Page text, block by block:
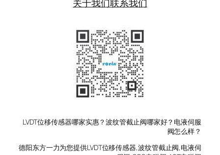
关于我们联系我们
LVDT位移传感器哪家实惠？波纹管截止阀哪家好？电液伺服
阀怎么样？
德阳东方一力为您提供LVDT位移传感器,波纹管截止阀,电液伺